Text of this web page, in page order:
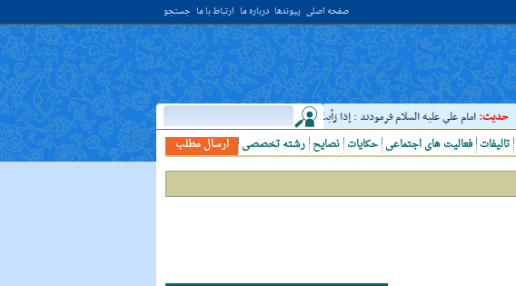
صفحه اصلی پیوندها درباره ما ارتباط با ما جستجو
حدیث:امام علي عليه السلام فرمودند : إذا رَأيتَ عالِما فَکُن لَهُ خادِما ؛ هرگاه دانشمندى ديدى، به او خدمت کن. ( غررالحکم ح ۴۰۴۴ )
ارسال مطلب
رشته تخصصی نصایح حکایات فعالیت های اجتماعی تالیفات